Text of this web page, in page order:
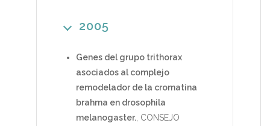
2005
Genes del grupo trithorax
asociados al complejo
remodelador de la cromatina
brahma en drosophila
melanogaster., CONSEJO